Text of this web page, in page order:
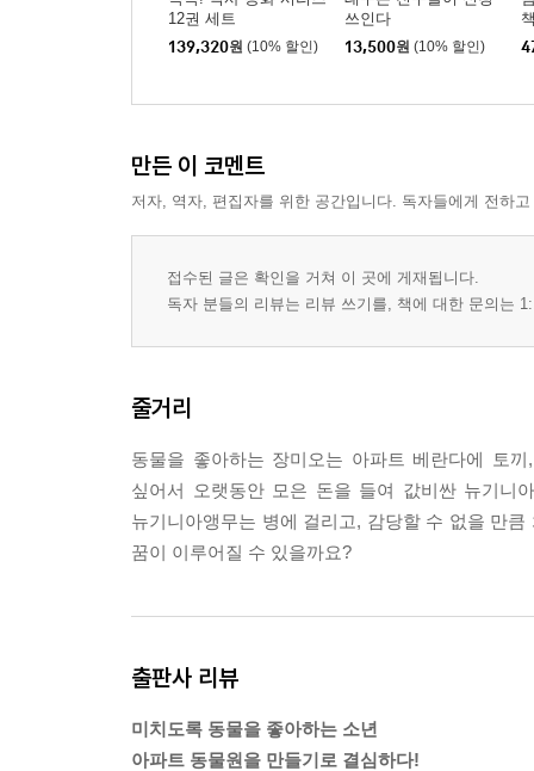
12권 세트
139,320원 (10% 할인)
쓰인다
13,500원 (10% 할인)
만든 이 코멘트
저자, 역자, 편집자를 위한 공간입니다. 독자들에게 전하
접수된 글은 확인을 거쳐 이 곳에 게재됩니다.
독자 분들의 리뷰는 리뷰 쓰기를, 책에 대한 문의는
줄거리
동물을 좋아하는 장미오는 아파트 베란다에 토
싶어서 오랫동안 모은 돈을 들여 값비싼 뉴기니
뉴기니아앵무는 병에 걸리고, 감당할 수 없을 만
꿈이 이루어질 수 있을까요?
출판사 리뷰
미치도록 동물을 좋아하는 소년
아파트 동물원을 만들기로 결심하다!